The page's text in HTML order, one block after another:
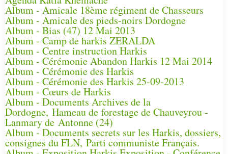
Album - Amicale 18ème régiment de Chasseurs
Album - Amicale des pieds-noirs Dordogne
Album - Bias (47) 12 Mai 2013
Album - Camp de harkis ZERALDA
Album - Centre instruction Harkis
Album - Cérémonie Abandon Harkis 12 Mai 2014
Album - Cérémonie des Harkis
Album - Cérémonie des Harkis 25-09-2013
Album - Cœurs de Harkis
Album - Documents Archives de la
Dordogne, Hameau de forestage de Chauveyrou -
Lanmary de Antonne (24)
Album - Documents secrets sur les Harkis, dossiers,
consignes du FLN, Parti communiste Français.